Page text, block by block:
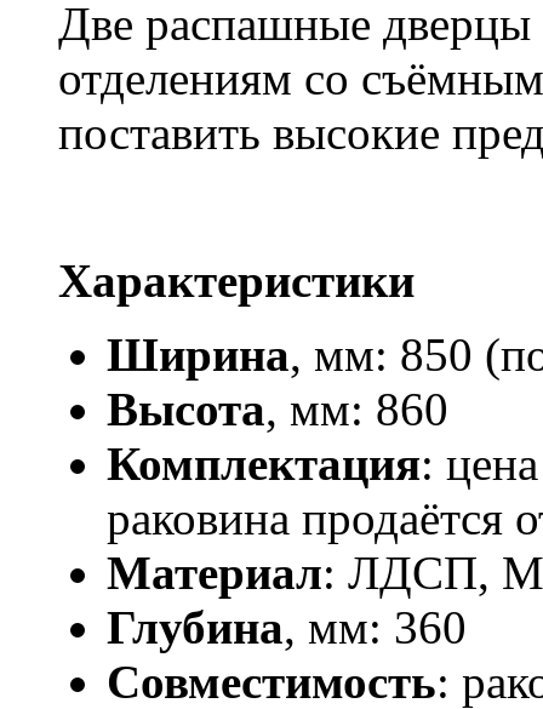
Две распашные
отделениям со
поставить высокие
Характеристики
Ширина, мм: 850
Высота, мм: 860
Комплектация:
раковина продаётся
Материал: ЛДСП,
Глубина, мм: 360
Совместимость: